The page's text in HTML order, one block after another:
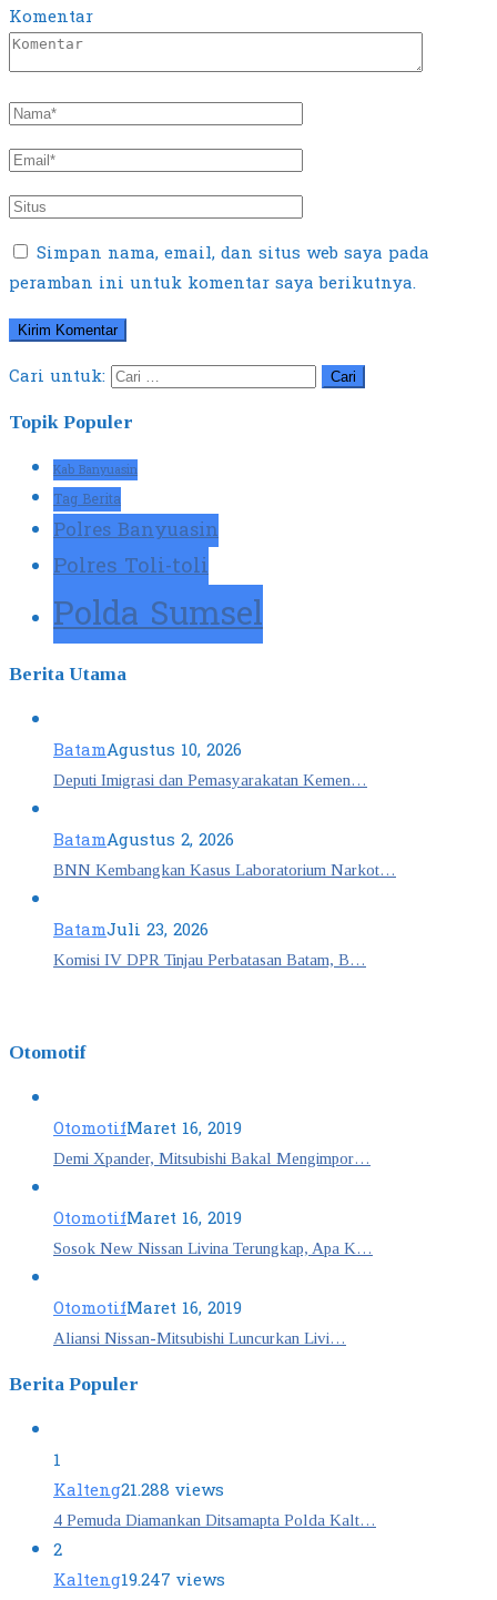
Komentar
Simpan nama, email, dan situs web saya pada
peramban ini untuk komentar saya berikutnya.
Cari untuk:
Topik Populer
Kab Banyuasin
Tag Berita
Polres Banyuasin
Polres Toli-toli
Polda Sumsel
Berita Utama
BatamAgustus 10, 2026
Deputi Imigrasi dan Pemasyarakatan Kemen…
BatamAgustus 2, 2026
BNN Kembangkan Kasus Laboratorium Narkot…
BatamJuli 23, 2026
Komisi IV DPR Tinjau Perbatasan Batam, B…
Otomotif
OtomotifMaret 16, 2019
Demi Xpander, Mitsubishi Bakal Mengimpor…
OtomotifMaret 16, 2019
Sosok New Nissan Livina Terungkap, Apa K…
OtomotifMaret 16, 2019
Aliansi Nissan-Mitsubishi Luncurkan Livi…
Berita Populer
1
Kalteng21.288 views
4 Pemuda Diamankan Ditsamapta Polda Kalt…
2
Kalteng19.247 views